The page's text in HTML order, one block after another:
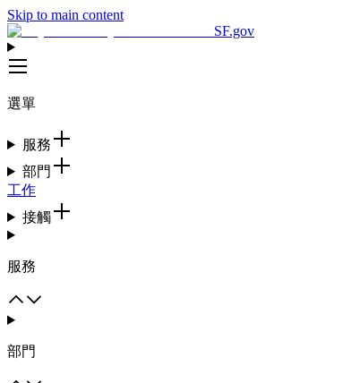
Skip to main content
SF.gov
選單
服務
部門
工作
接觸
服務
部門